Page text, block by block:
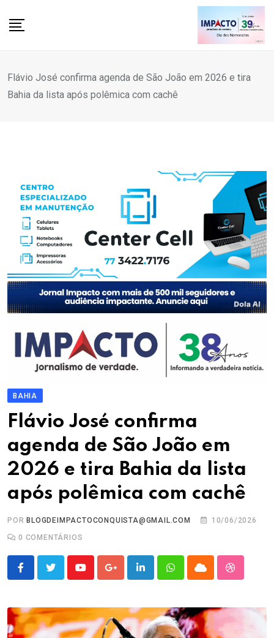
Flávio José confirma agenda de São João em 2026 e tira
Bahia da lista após polêmica com cachê
BAHIA
Flávio José confirma
agenda de São João em
2026 e tira Bahia da lista
após polêmica com cachê
POR BLOGDEIMPACTOCONQUISTA@GMAIL.COM
10/06/2026
0 COMENTÁRIOS
YoutubeGoogle+LinkedInWhatsappCloud